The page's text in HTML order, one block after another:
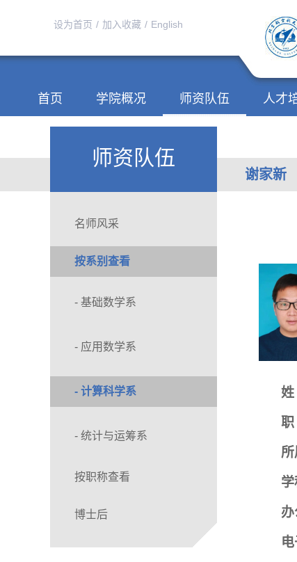
设为首页 / 加入收藏 / English
首页 学院概况 师资队伍 人才
师资队伍
谢家新
名师风采
按系别查看
- 基础数学系
- 应用数学系
- 计算科学系
- 统计与运筹系
按职称查看
博士后
姓
职
电